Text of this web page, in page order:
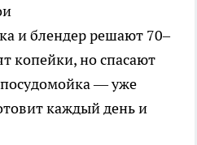
и блендер решают 70–
копейки, но спасают
— уже
каждый день и